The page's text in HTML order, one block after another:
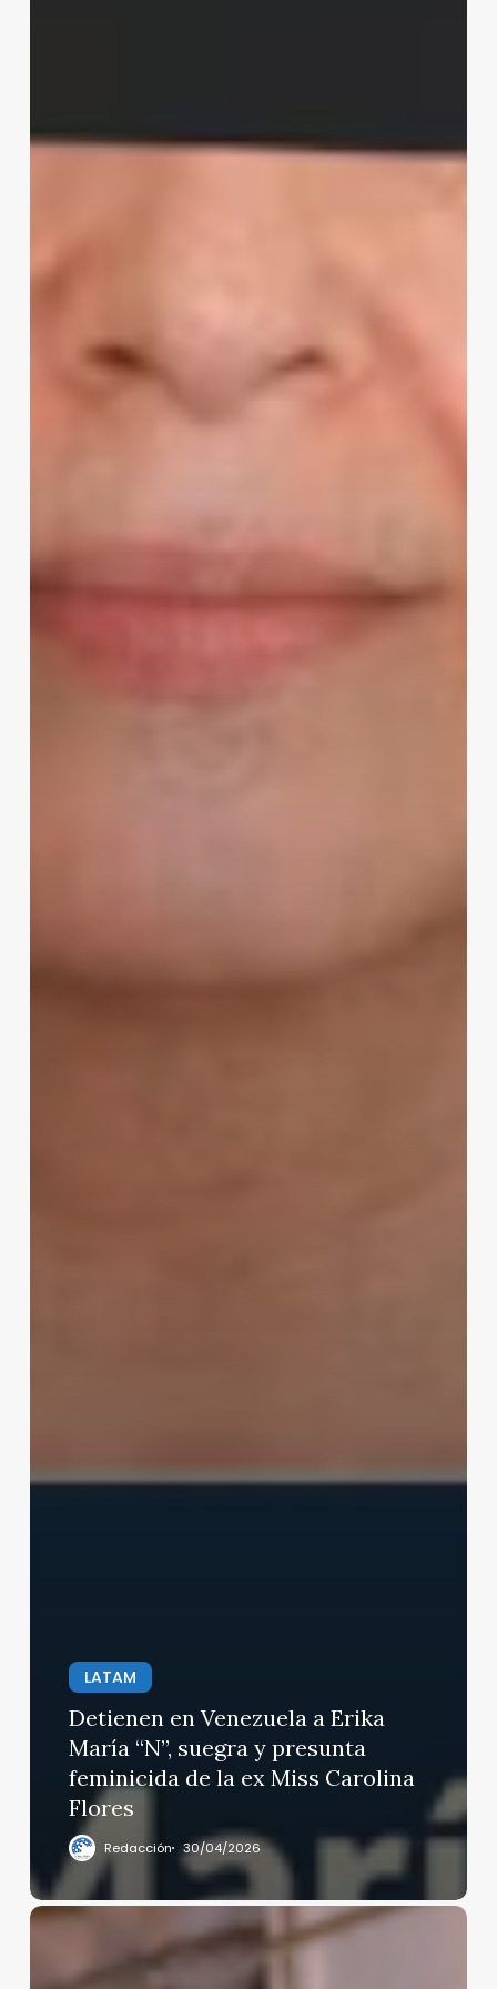
LATAM
Detienen en Venezuela a Erika
María “N”, suegra y presunta
feminicida de la ex Miss Carolina
Flores
Redacción 30/04/2026
Cuba
apagón